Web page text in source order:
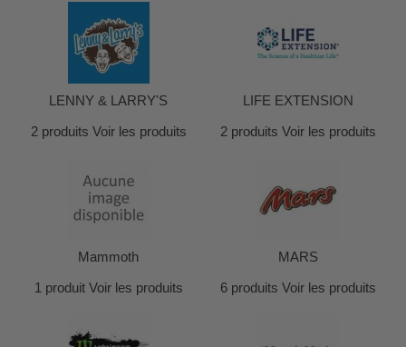
LENNY & LARRY'S
2 produits Voir les produits
LIFE EXTENSION
2 produits Voir les produits
Mammoth
1 produit Voir les produits
MARS
6 produits Voir les produits